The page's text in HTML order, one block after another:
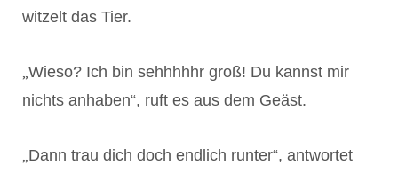
witzelt das Tier.
Wieso? Ich bin sehhhhhr groß! Du kannst mir
nichts anhaben“, ruft es aus dem Geäst.
Dann trau dich doch endlich runter“, antwortet